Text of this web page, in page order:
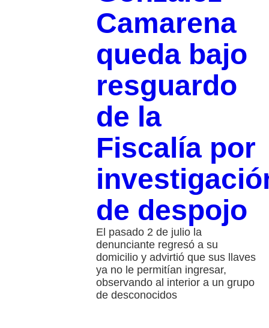
Camarena
queda bajo
resguardo
de la
Fiscalía por
de despojo
El pasado 2 de julio la
denunciante regresó a su
domicilio y advirtió que sus llaves
ya no le permitían ingresar,
observando al interior a un grupo
de desconocidos